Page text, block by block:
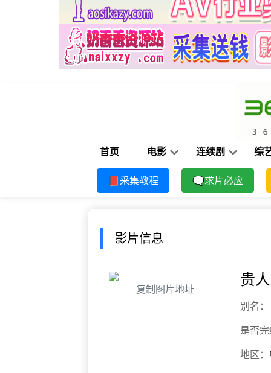
首页 电影 连续剧 综
📕采集教程 🗨求片必应
影片信息
复制图片地址
贵
别名：
是否
地区：